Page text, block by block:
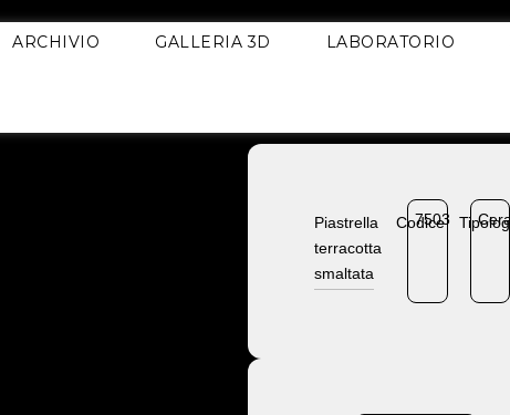
ARCHIVIO GALLERIA 3D LABORATORIO
Piastrella
terracotta
smaltata
Codice
7503